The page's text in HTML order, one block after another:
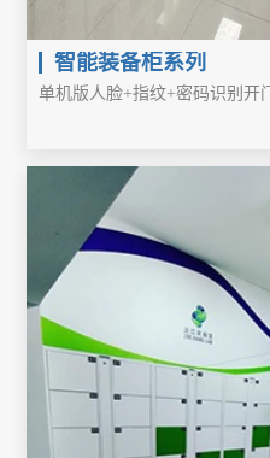
智能装备柜系列
单机版人脸+指纹+密码识别开门